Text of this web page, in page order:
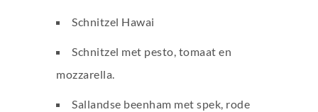
Schnitzel Hawai
Schnitzel met pesto, tomaat en
mozzarella.
Sallandse beenham met spek, rode